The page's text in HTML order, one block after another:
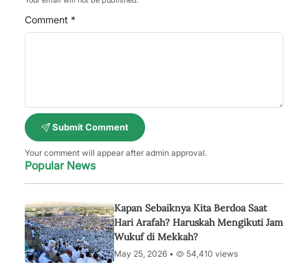
Comment *
Submit Comment
Your comment will appear after admin approval.
Popular News
Kapan Sebaiknya Kita Berdoa Saat
Hari Arafah? Haruskah Mengikuti Jam
Wukuf di Mekkah?
May 25, 2026 • 54,410 views